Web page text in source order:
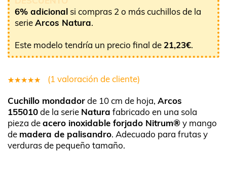
6% adicional si compras 2 o más cuchillos de la
serieArcos Natura.
Este modelo tendría un precio final de 21,23€.
5.00sobre
5 basado
en
puntuación
(1 valoración de cliente)
Cuchillo mondadorde 10 cm de hoja, Arcos
155010de la serie Natura fabricado en una sola
pieza deacero inoxidable forjado Nitrum®y mango
de madera de palisandro. Adecuado para frutas y
verduras de pequeño tamaño.